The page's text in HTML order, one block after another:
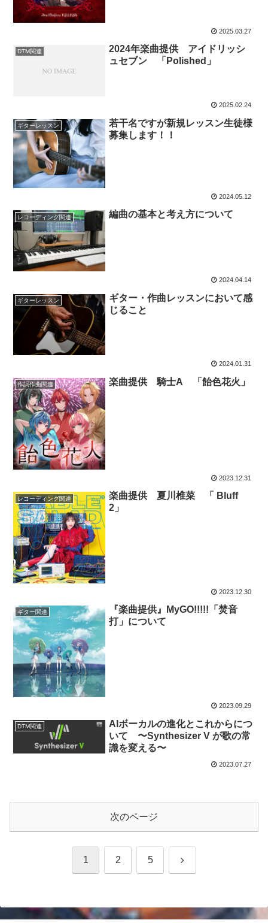
2025.03.27
DTM関連
2024年楽曲提供 アイドリッシ
ュセブン 「Polished」
2025.02.24
ギターレッスン
若干名ですが新規レッスン生徒様
募集します！！
2024.05.12
レコーディング関連 編曲の基本と考え方について
2024.04.14
ギターレッスン
ギター・作曲レッスンにおいて感
じること
2024.01.31
作詞作曲関連 楽曲提供 騎士A 「飴色花火」
2023.12.31
レコーディング関連
楽曲提供 夏川椎菜 「 Bluff
2」
2023.12.30
ギター関連
『楽曲提供』MyGO!!!!!「焚音
打」について
2023.09.29
DTM関連
AIボーカルの進化とこれからにつ
いて 〜Synthesizer V が歌の常
識を変える〜
2023.07.27
次のページ
1 2 5 次